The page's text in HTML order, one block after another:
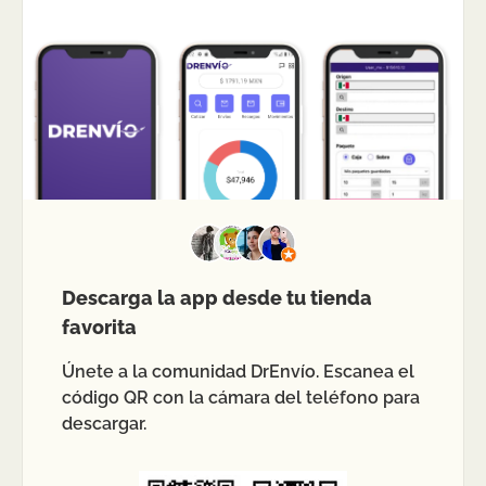
Descarga la app desde tu tienda
favorita
Únete a la comunidad DrEnvío. Escanea el
código QR con la cámara del teléfono para
descargar.